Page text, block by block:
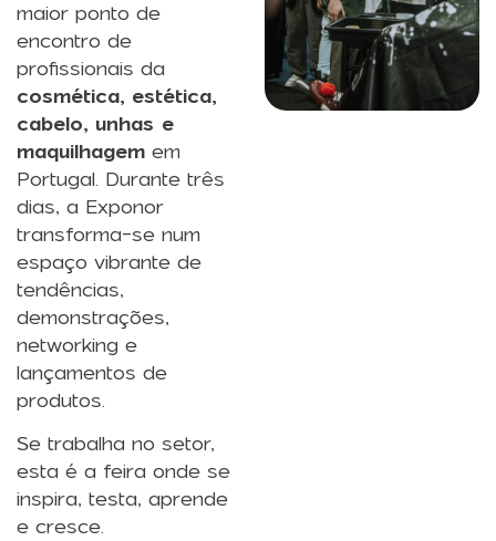
maior ponto de
encontro de
profissionais da
cosmética, estética,
cabelo, unhas e
maquilhagem em
Portugal. Durante três
dias, a Exponor
transforma-se num
espaço vibrante de
tendências,
demonstrações,
networking e
lançamentos de
produtos.
Se trabalha no setor,
esta é a feira onde se
inspira, testa, aprende
e cresce.